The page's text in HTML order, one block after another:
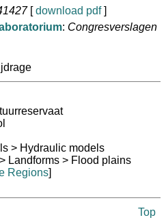
[download pdf]
: Congresverslagen
> Hydraulic models
Landforms > Flood plains
Regions]
Top